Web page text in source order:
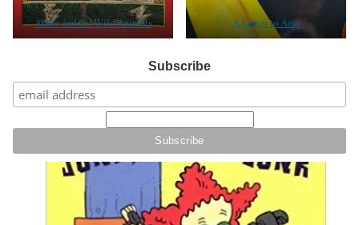
Annie and the Wild Animals A Letter to Amy
Subscribe